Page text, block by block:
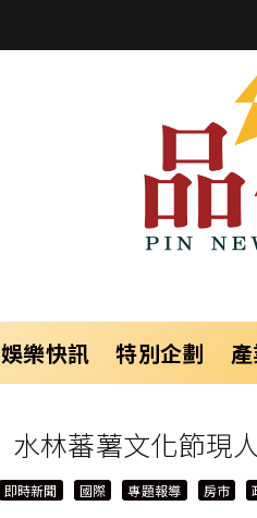
娛樂快訊 特別企劃
水林蕃薯文化節現
即時新聞 國際 專題報導 房市